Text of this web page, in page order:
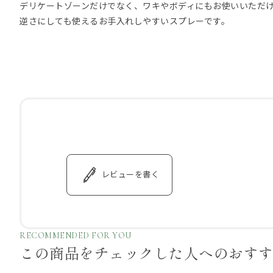
デリケートゾーンだけでなく、ワキやボディにもお使いいただけ
逆さにしても使えるお手入れしやすいスプレーです。
レビューを書く
RECOMMENDED FOR YOU
この商品をチェックした 人へのおす